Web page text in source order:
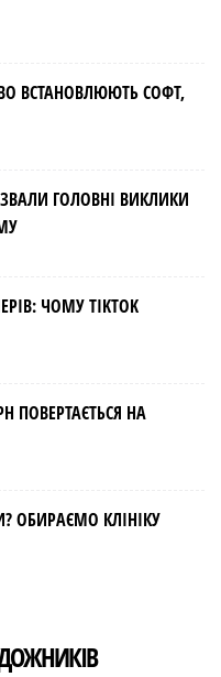
ВСТАНОВЛЮЮТЬ СОФТ,
ГОЛОВНІ ВИКЛИКИ
ЧОМУ TIKTOK
ПОВЕРТАЄТЬСЯ НА
ОБИРАЄМО КЛІНІКУ